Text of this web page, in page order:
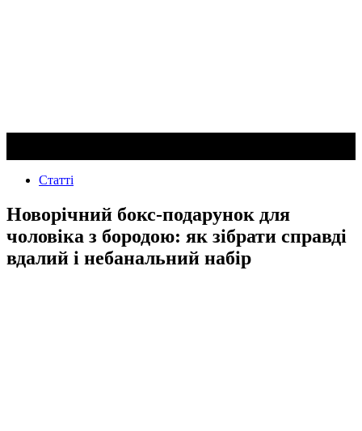
Статті
Новорічний бокс-подарунок для
чоловіка з бородою: як зібрати справді
вдалий і небанальний набір